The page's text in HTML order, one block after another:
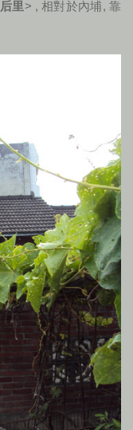
后里> , 相對於內埔, 靠